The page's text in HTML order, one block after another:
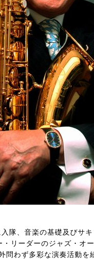
隊、音楽の基礎及びサ
リーダーのジャズ・オ
問わず多彩な演奏活動